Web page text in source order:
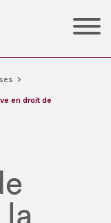
>
en droit de
la